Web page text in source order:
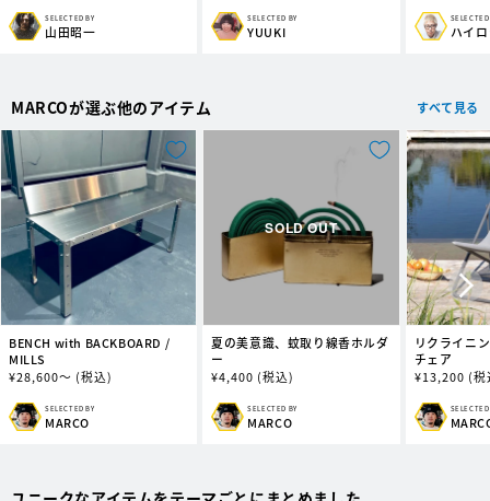
価
格
SELECTED BY
販
山田昭一
価
格
SELECTED BY
販
YUUKI
格
SELECTED
販
ハイ
MARCOが選ぶ他のアイテム すべて見る
BENCH with BACKBOARD /
MILLS
通
価
格
¥28,600～ (税込)
SELECTED BY
販
MARCO
夏の美意識、蚊取り線香ホルダ
ー
通
価
格
¥4,400 (税込)
SELECTED BY
販
MARCO
リクライニ
チェア
通
価
格
¥13,200 (税
SELECTED
販